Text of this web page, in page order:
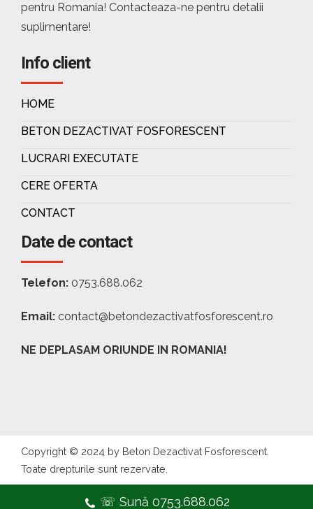
pentru Romania! Contacteaza-ne pentru detalii
suplimentare!
Info client
HOME
BETON DEZACTIVAT FOSFORESCENT
LUCRARI EXECUTATE
CERE OFERTA
CONTACT
Date de contact
Telefon: 0753.688.062
Email: contact@betondezactivatfosforescent.ro
NE DEPLASAM ORIUNDE IN ROMANIA!
Copyright © 2024 by Beton Dezactivat Fosforescent.
Toate drepturile sunt rezervate.
☏ Sună 0753.688.062